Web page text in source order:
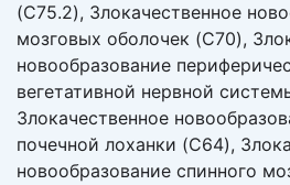
(C75.2), Злокачественное
мозговых оболочек (C70),
новообразование
вегетативной нервной
Злокачественное
почечной лоханки (C64),
новообразование спинного